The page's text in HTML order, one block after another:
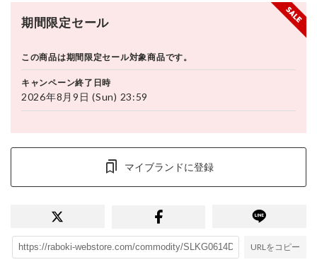
期間限定セール
この商品は期間限定セール対象商品です。
キャンペーン終了日時
2026年8月9日 (Sun) 23:59
マイブランドに登録
URLをコピー